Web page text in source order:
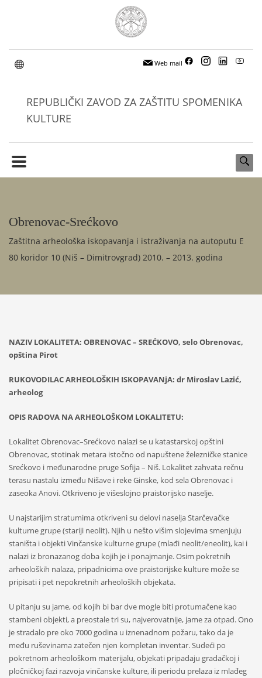
Web mail
REPUBLIČKI ZAVOD ZA ZAŠTITU SPOMENIKA
KULTURE
Obrenovac-Srećkovo
Zaštitna arheološka iskopavanja i istraživanja na autoputu E
80 koridor 10 (Niš – Dimitrovgrad) 2010. – 2013. godina
NAZIV LOKALITETA: OBRENOVAC – SREĆKOVO, selo Obrenovac,
opština Pirot
RUKOVODILAC ARHEOLOŠKIH ISKOPAVANjA: dr Miroslav Lazić,
arheolog
OPIS RADOVA NA ARHEOLOŠKOM LOKALITETU:
Lokalitet Obrenovac–Srećkovo nalazi se u katastarskoj opštini
Obrenovac, stotinak metara istočno od napuštene železničke stanice
Srećkovo i međunarodne pruge Sofija – Niš. Lokalitet zahvata rečnu
terasu nastalu između Nišave i reke Ginske, kod sela Obrenovac i
zaseoka Anovi. Otkriveno je višeslojno praistorijsko naselje.
U najstarijim stratumima otkriveni su delovi naselja Starčevačke
kulturne grupe (stariji neolit). Njih u nešto višim slojevima smenjuju
staništa i objekti Vinčanske kulturne grupe (mlađi neolit/eneolit), kai i
nalazi iz bronazanog doba kojih je i ponajmanje. Osim pokretnih
arheoloških nalaza, pripadnicima ove praistorijske kulture može se
pripisati i pet nepokretnih arheoloških objekata.
U pitanju su jame, od kojih bi bar dve mogle biti protumačene kao
stambeni objekti, a preostale tri su, najverovatnije, jame za otpad. Ono
je stradalo pre oko 7000 godina u iznenadnom požaru, tako da je
među ruševinama zatečen njen kompletan inventar. Sudeći po
pokretnom arheološkom materijalu, objekati pripadaju gradačkoj i
pločničkoj fazi razvoja vinčanske kulture, ili periodu prelaza iz mlađeg